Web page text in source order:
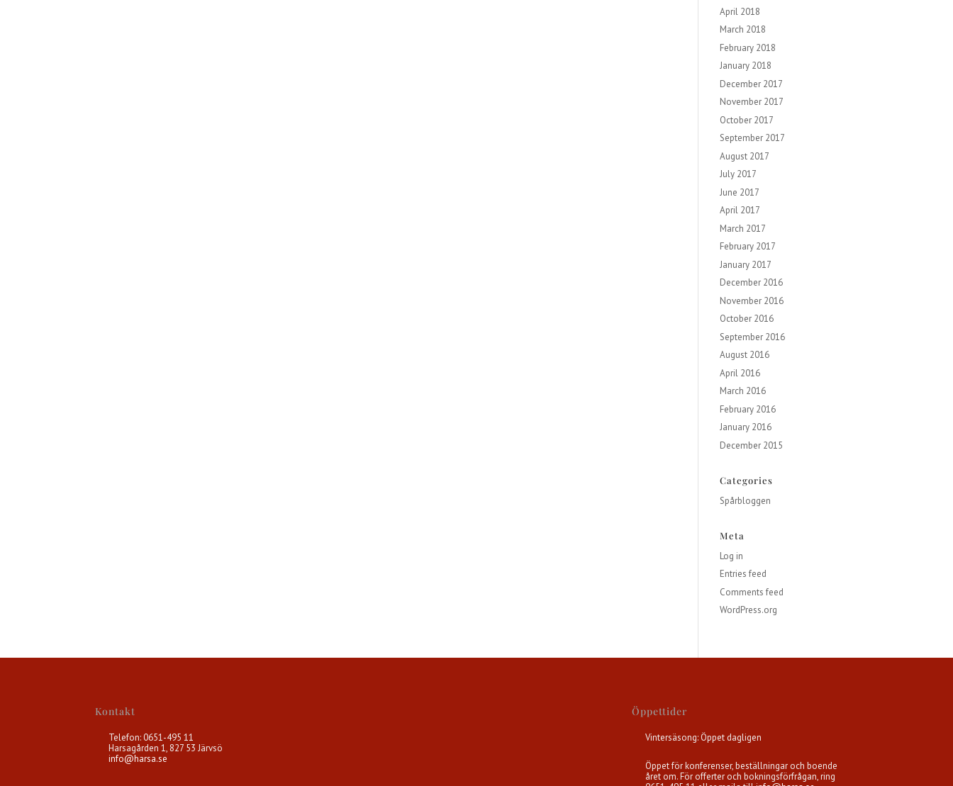
April 2018
March 2018
February 2018
January 2018
December 2017
November 2017
October 2017
September 2017
August 2017
July 2017
June 2017
April 2017
March 2017
February 2017
January 2017
December 2016
November 2016
October 2016
September 2016
August 2016
April 2016
March 2016
February 2016
January 2016
December 2015
Categories
Spårbloggen
Meta
Log in
Entries feed
Comments feed
WordPress.org
Kontakt
Telefon: 0651-495 11
Harsagården 1, 827 53 Järvsö
info@harsa.se
Öppettider
Vintersäsong: Öppet dagligen
Öppet för konferenser, beställningar och boende
året om. För offerter och bokningsförfrågan, ring